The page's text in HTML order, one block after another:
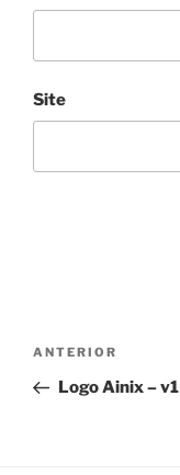
Site
Navegação
Post
Post
anterior
ANTERIOR
Logo Ainix – v1